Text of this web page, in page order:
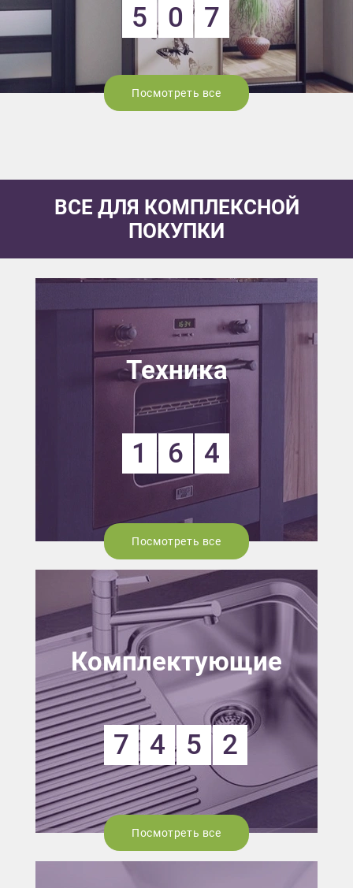
5 0 7
Посмотреть все
ВСЕ ДЛЯ КОМПЛЕКСНОЙ
ПОКУПКИ
Техника
1 6 4
Посмотреть все
Комплектующие
7 4 5 2
Посмотреть все